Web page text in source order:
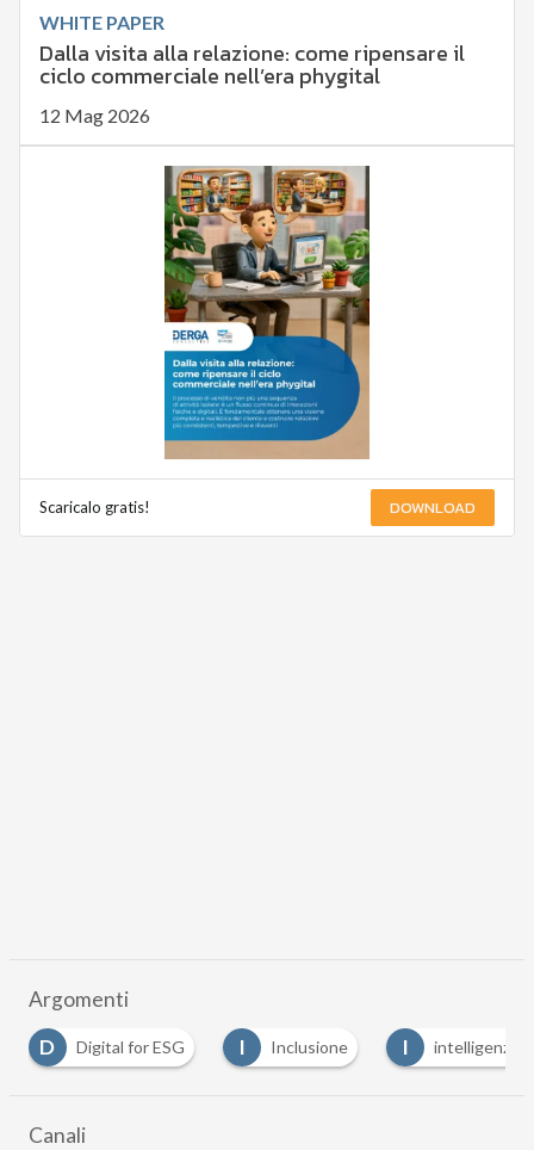
WHITE PAPER
Dalla visita alla relazione: come ripensare il
ciclo commerciale nell’era phygital
12 Mag 2026
Scaricalo gratis! DOWNLOAD
Argomenti
D
Digital for ESG I Inclusione I intelligenza
Canali